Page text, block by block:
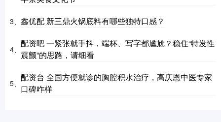
3、 鑫优配 新三鼎火锅底料有哪些独特口感？
4、
配资吧 一紧张就手抖，端杯、写字都尴尬？稳住“特发性
震颤”的思路，请细看
5、
配资台 全国方便就诊的胸腔积水治疗，高庆恩中医专家
口碑咋样